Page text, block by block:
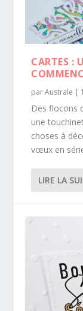
CARTES :
parAustrale |
Des flocons
une
choses à
vœux en
LIRE LA